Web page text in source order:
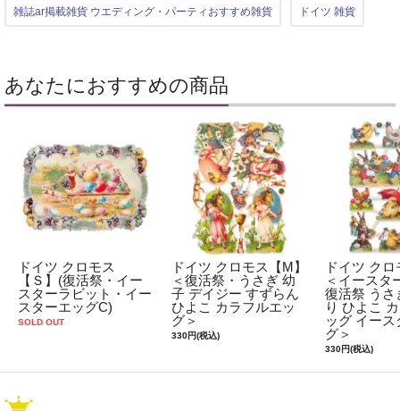
雑誌ar掲載雑貨 ウエディング・パーティおすすめ雑貨 ドイツ 雑貨
あなたにおすすめの商品
ドイツ クロモス
【Ｓ】(復活祭・イー
スターラビット・イー
スターエッグC)
SOLD OUT
ドイツ クロモス【M】
＜復活祭・うさぎ 幼
子 デイジー すずらん
ひよこ カラフルエッ
グ＞
330円(税込)
ドイツ ク
＜イースタ
復活祭 うさ
り ひよこ
ッグ イース
グ＞
330円(税込)